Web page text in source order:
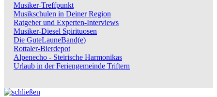
Musiker-Treffpunkt
Musikschulen in Deiner Region
Ratgeber und Experten-Interviews
Musiker-Diesel Spirituosen
Die GuteLauneBand(e)
Rottaler-Bierdepot
Alpenecho - Steirische Harmonikas
Urlaub in der Feriengemeinde Triftern